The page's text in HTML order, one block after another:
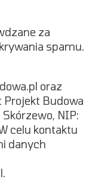
za
spamu.
oraz
Budowa
NIP:
celu kontaktu
danych